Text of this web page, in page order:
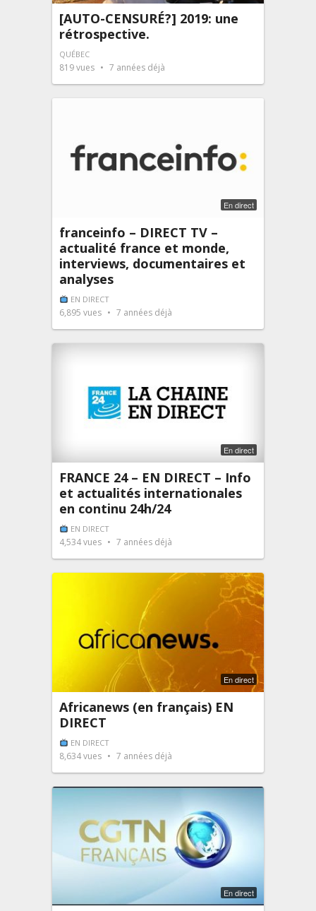
[AUTO-CENSURÉ?] 2019: une
rétrospective.
QUÉBEC
819vues 7 années déjà
En direct
franceinfo – DIRECT TV –
actualité france et monde,
interviews, documentaires et
analyses
EN DIRECT
6,895 vues 7 années déjà
En direct
FRANCE 24 – EN DIRECT – Info
et actualités internationales
en continu 24h/24
EN DIRECT
4,534vues 7 années déjà
En direct
Africanews (en français) EN
DIRECT
EN DIRECT
8,634vues 7 années déjà
En direct